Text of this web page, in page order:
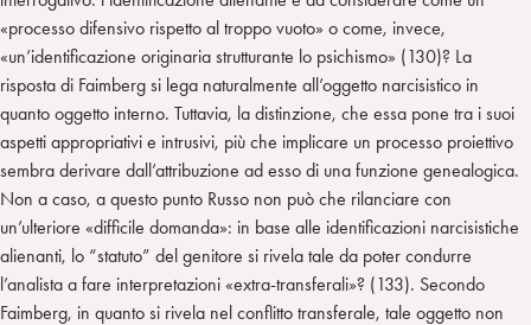
«processo difensivo rispetto al troppo vuoto» o come, invece,
«un’identificazione originaria strutturante lo psichismo» (130)? La
risposta di Faimberg si lega naturalmente all’oggetto narcisistico in
quanto oggetto interno. Tuttavia, la distinzione, che essa pone tra i suoi
aspetti appropriativi e intrusivi, più che implicare un processo proiettivo
sembra derivare dall’attribuzione ad esso di una funzione genealogica.
Non a caso, a questo punto Russo non può che rilanciare con
un’ulteriore «difficile domanda»: in base alle identificazioni narcisistiche
alienanti, lo “statuto” del genitore si rivela tale da poter condurre
l’analista a fare interpretazioni «extra-transferali»? (133). Secondo
Faimberg, in quanto si rivela nel conflitto transferale, tale oggetto non